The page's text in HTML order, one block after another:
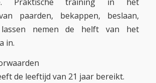
paarden, bekappen, beslaan,
nemen de helft van het
in.
de leeftijd van 21 jaar bereikt.